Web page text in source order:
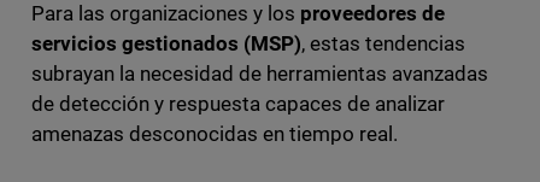
Para las organizaciones y los proveedores de
servicios gestionados (MSP), estas tendencias
subrayan la necesidad de herramientas avanzadas
de detección y respuesta capaces de analizar
amenazas desconocidas en tiempo real.